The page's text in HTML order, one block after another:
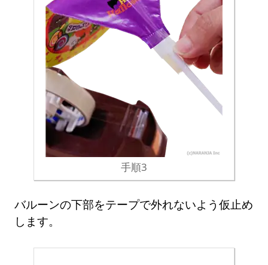
手順3
バルーンの下部をテープで外れないよう仮止め
します。